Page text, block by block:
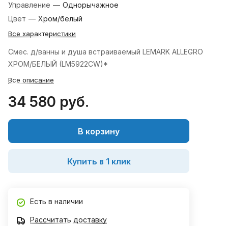
Управление — Однорычажное
Цвет — Хром/белый
Все характеристики
Смес. д/ванны и душа встраиваемый LEMARK ALLEGRO
ХРОМ/БЕЛЫЙ (LM5922CW)*
Все описание
34 580 руб.
В корзину
Купить в 1 клик
Есть в наличии
Рассчитать доставку